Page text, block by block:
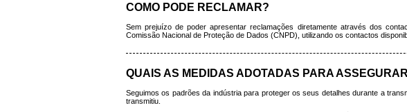
COMO PODE RECLAMAR?
Sem prejuízo de poder apresentar reclamações diretamente através dos
Comissão Nacional de Proteção de Dados (CNPD), utilizando os contactos
QUAIS AS MEDIDAS ADOTADAS PARA
Seguimos os padrões da indústria para proteger os seus detalhes durante a
transmitiu.